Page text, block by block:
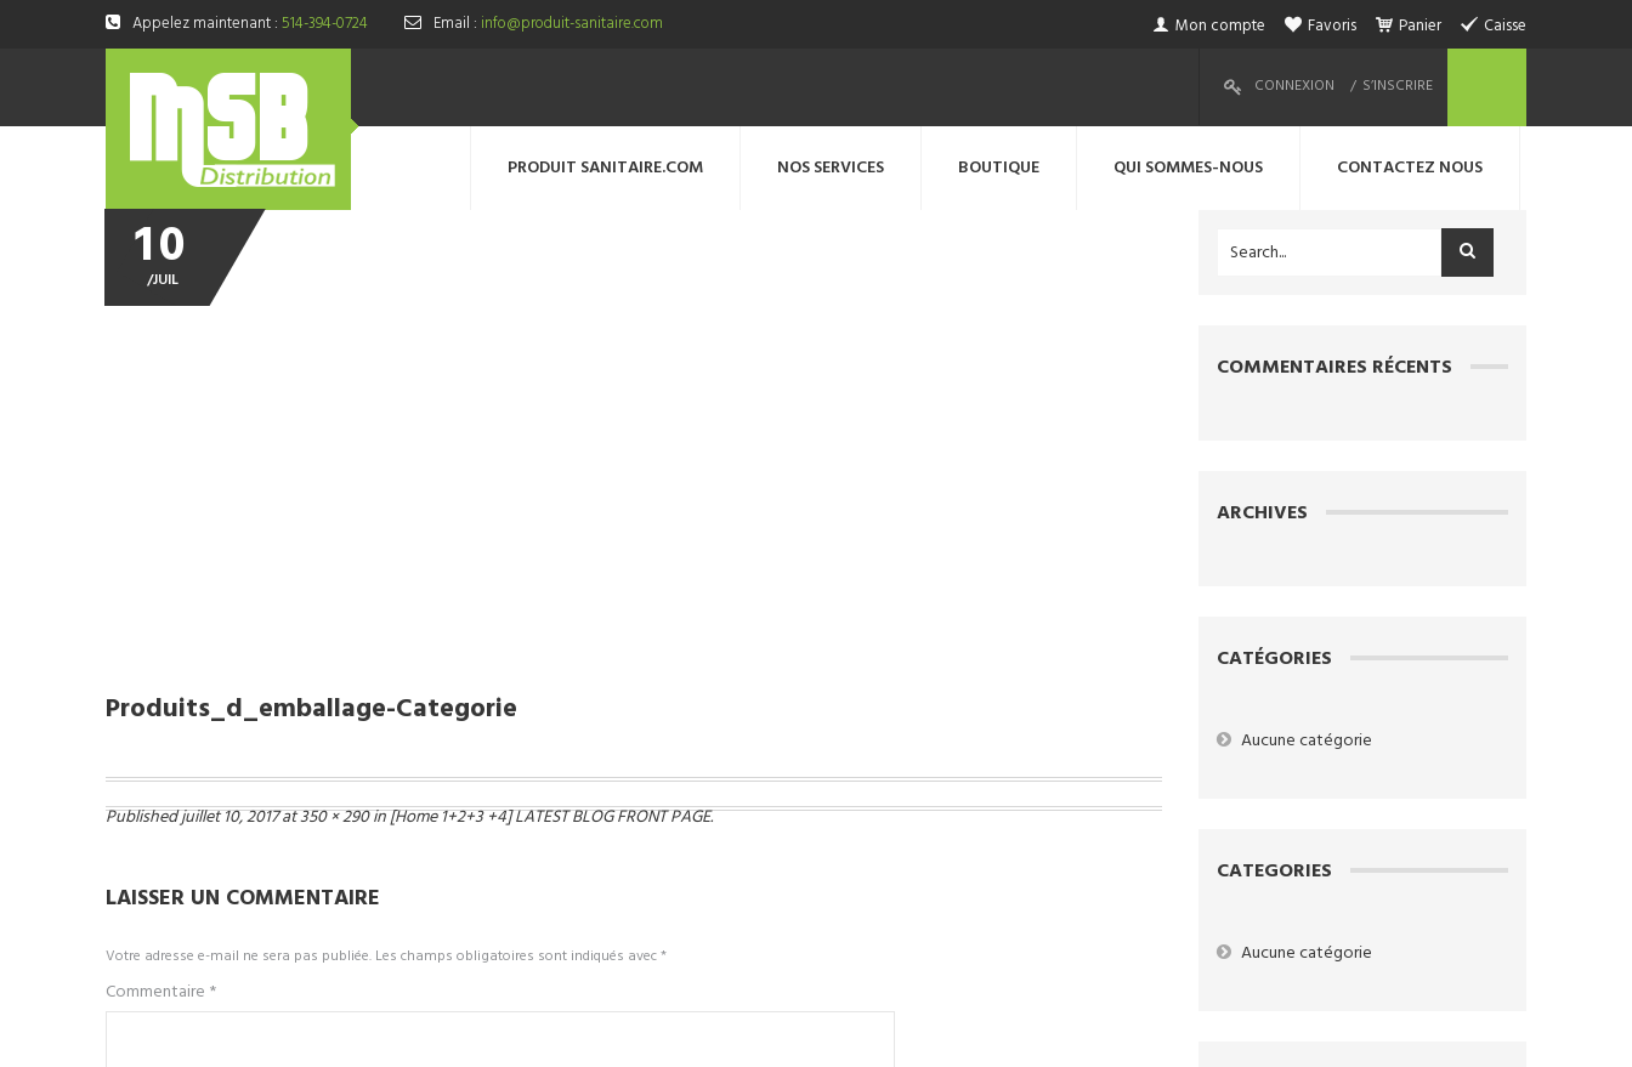
Appelez maintenant :514-394-0724 Email : info@produit-sanitaire.com Mon compte Favoris Panier Caisse
CONNEXION S’INSCRIRE
PRODUIT SANITAIRE.COM NOS SERVICES BOUTIQUE QUI SOMMES-NOUS CONTACTEZ NOUS
10
/JUIL
Produits_d_emballage-Categorie
Publishedjuillet 10, 2017at350 × 290in[Home 1+2+3 +4] LATEST BLOG FRONT PAGE.
LAISSER UN COMMENTAIRE
Votre adresse e-mail ne sera pas publiée. Les champs obligatoires sont indiqués avec*
Commentaire *
COMMENTAIRES RÉCENTS
ARCHIVES
CATÉGORIES
Aucune catégorie
CATEGORIES
Aucune catégorie